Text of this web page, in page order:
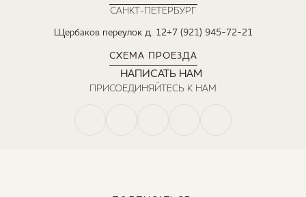
САНКТ-ПЕТЕРБУРГ
Щербаков переулок д. 12+7 (921) 945-72-21
СХЕМА ПРОЕЗДА
НАПИСАТЬ НАМ
ПРИСОЕДИНЯЙТЕСЬ К НАМ